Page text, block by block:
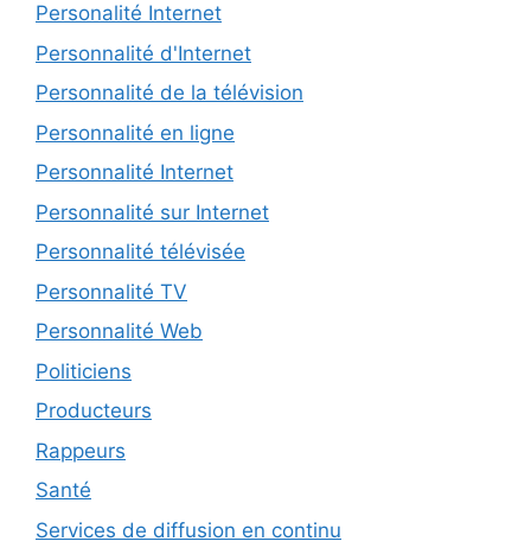
Personalité Internet
Personnalité d'Internet
Personnalité de la télévision
Personnalité en ligne
Personnalité Internet
Personnalité sur Internet
Personnalité télévisée
Personnalité TV
Personnalité Web
Politiciens
Producteurs
Rappeurs
Santé
Services de diffusion en continu